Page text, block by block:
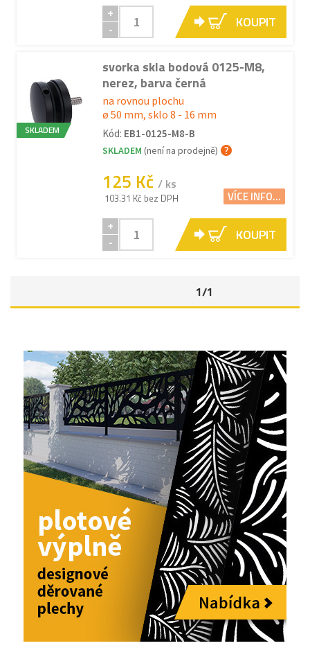
+
-
KOUPIT
SKLADEM
svorka skla bodová 0125-M8,
nerez, barva černá
na rovnou plochu
ø 50 mm, sklo 8 - 16 mm
Kód: EB1-0125-M8-B
SKLADEM (není na prodejně)
125 Kč / ks
103.31 Kč bez DPH VÍCE INFO...
+
-
KOUPIT
1/1